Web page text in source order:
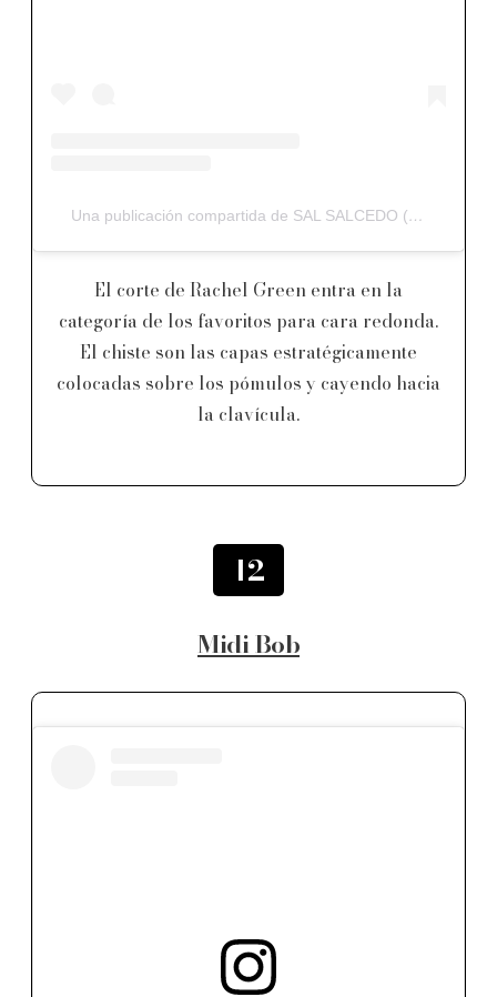
Una publicación compartida de SAL SALCEDO (@salsalhair)
El corte de Rachel Green entra en la
categoría de los favoritos para cara redonda.
El chiste son las capas estratégicamente
colocadas sobre los pómulos y cayendo hacia
la clavícula.
12
Midi Bob